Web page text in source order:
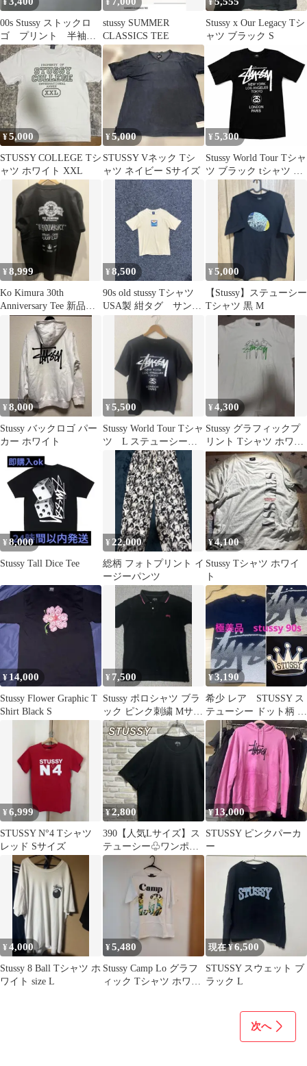
¥
00s Stussy ストックロ
ゴ プリント 半袖 t
シャツ カットソー
メンズ
¥
stussy SUMMER
CLASSICS TEE
¥
Stussy x Our Legacy Tシ
ャツ ブラック S
¥5,000
STUSSY COLLEGE Tシ
ャツ ホワイト XXL
¥5,000
STUSSY Vネック Tシ
ャツ ネイビー Sサイズ
¥ 5,300
Stussy World Tour Tシャ
ツ ブラック tシャツ メ
¥8,999
Ko Kimura 30th
Anniversary Tee 新品未
使用品
¥8,500
90s old stussy Tシャツ
USA製 紺タグ サンフ
ェード ビーチ
¥5,000
【Stussy】ステューシー
Tシャツ 黒 M
¥8,000
Stussy バックロゴ パー
カー ホワイト
¥5,500
Stussy World Tour Tシャ
ツ L ステューシーワ
ールドツアー 黒
¥4,300
Stussy グラフィックプ
リント Tシャツ ホワイ
ト
¥ 8,000
Stussy Tall Dice Tee
¥ 22,000
総柄 フォトプリント イ
ージーパンツ
¥4,100
Stussy Tシャツ ホワイ
ト
¥ 14,000
Stussy Flower Graphic T
Shirt Black S
¥ 7,500
Stussy ポロシャツ ブラ
ック ピンク刺繍 Mサイ
ズ
¥3,190
希少 レア STUSSY ス
テューシー ドット柄 ロ
ゴ Tシャツ ネイビー
¥6,999
STUSSY N°4 Tシャツ
レッド Sサイズ
¥2,800
390【人気Lサイズ】ス
テューシー♧ワンポイ
ント刺繍ロゴ 無地半
袖Tシャツ
¥13,000
STUSSY ピンクパーカ
ー
¥4,000
Stussy 8 Ball Tシャツ ホ
ワイト size L
¥5,480
Stussy Camp Lo グラフ
ィック Tシャツ ホワイ
現在 ¥6,500
STUSSY スウェット ブ
ラック L
次へ